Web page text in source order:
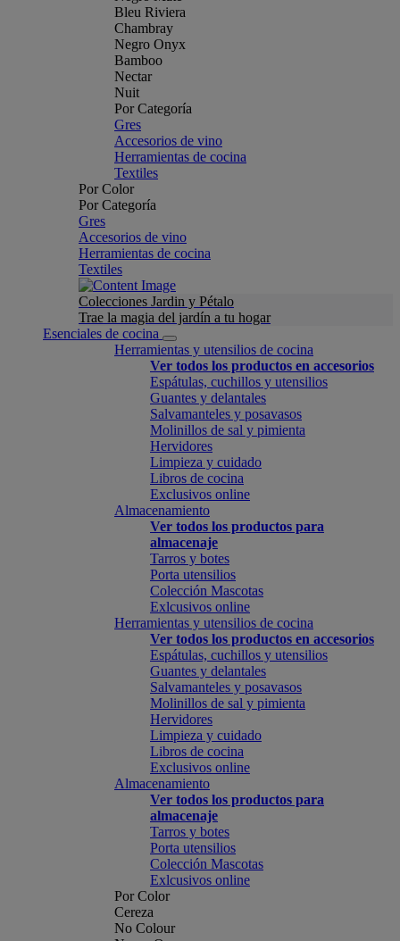
Bleu Riviera
Chambray
Negro Onyx
Bamboo
Nectar
Nuit
Por Categoría
Gres
Accesorios de vino
Herramientas de cocina
Textiles
Por Color
Por Categoría
Gres
Accesorios de vino
Herramientas de cocina
Textiles
Colecciones Jardin y Pétalo
Trae la magia del jardín a tu hogar
Esenciales de cocina
Herramientas y utensilios de cocina
Ver todos los productos en accesorios
Espátulas, cuchillos y utensilios
Guantes y delantales
Salvamanteles y posavasos
Molinillos de sal y pimienta
Hervidores
Limpieza y cuidado
Libros de cocina
Exclusivos online
Almacenamiento
Ver todos los productos para
almacenaje
Tarros y botes
Porta utensilios
Colección Mascotas
Exlcusivos online
Herramientas y utensilios de cocina
Ver todos los productos en accesorios
Espátulas, cuchillos y utensilios
Guantes y delantales
Salvamanteles y posavasos
Molinillos de sal y pimienta
Hervidores
Limpieza y cuidado
Libros de cocina
Exclusivos online
Almacenamiento
Ver todos los productos para
almacenaje
Tarros y botes
Porta utensilios
Colección Mascotas
Exlcusivos online
Por Color
Cereza
No Colour